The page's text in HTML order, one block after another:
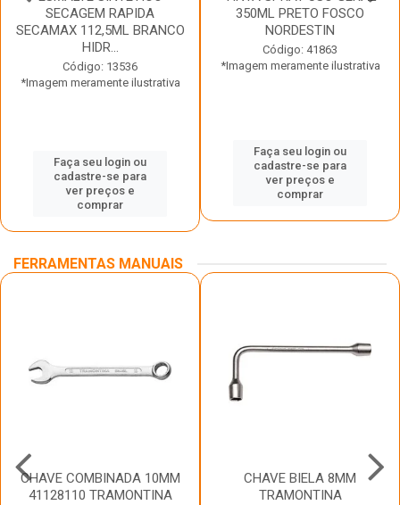
SECAGEM RAPIDA
SECAMAX 112,5ML BRANCO
HIDR...
Código: 13536
*Imagem meramente ilustrativa
Faça seu login ou
cadastre-se para
ver preços e
comprar
350ML PRETO FOSCO
NORDESTIN
Código: 41863
*Imagem meramente ilustrativa
Faça seu login ou
cadastre-se para
ver preços e
comprar
FERRAMENTAS MANUAIS
CHAVE COMBINADA 10MM
41128110 TRAMONTINA
CHAVE BIELA 8MM
TRAMONTINA